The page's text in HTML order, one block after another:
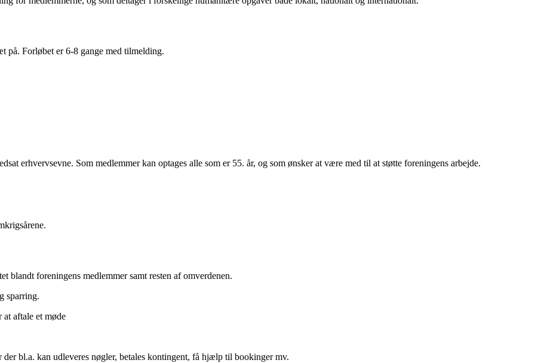
på. Forløbet er 6-8 gange med tilmelding.
erhvervsevne. Som medlemmer kan optages alle som er 55. år, og som ønsker at være med til at støtte foreningens arbejde.
foreningens medlemmer samt resten af omverdenen.
sparring.
aftale et møde
bl.a. kan udleveres nøgler, betales kontingent, få hjælp til bookinger mv.